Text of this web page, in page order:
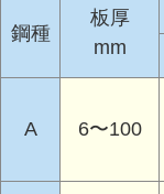
鋼種
板厚
mm
A 6〜100